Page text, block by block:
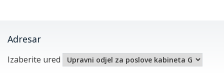
Adresar
Izaberite ured